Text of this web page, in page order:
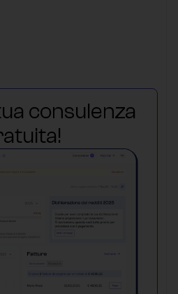
consulenza